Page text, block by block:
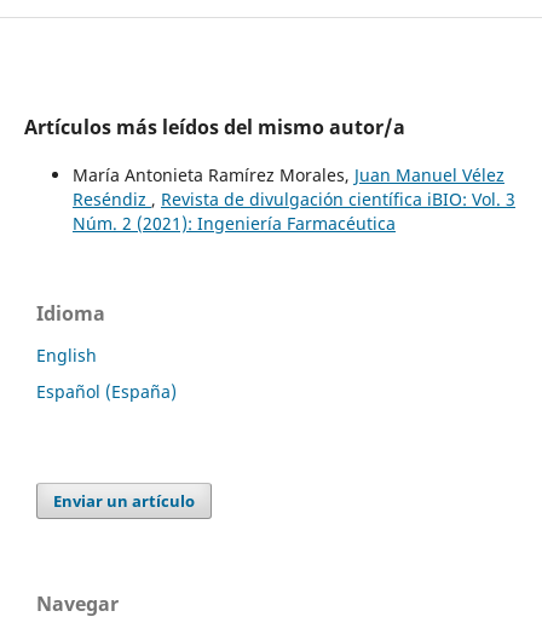
Artículos más leídos del mismo autor/a
María Antonieta Ramírez Morales, Juan Manuel Vélez
Reséndiz , Revista de divulgación científica iBIO: Vol. 3
Núm. 2 (2021): Ingeniería Farmacéutica
Idioma
English
Español (España)
Enviar un artículo
Navegar